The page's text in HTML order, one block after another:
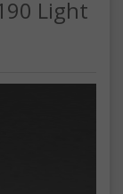
Light